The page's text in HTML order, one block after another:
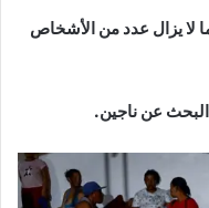
لا يزال عدد من الأشخاص
عن ناجين.